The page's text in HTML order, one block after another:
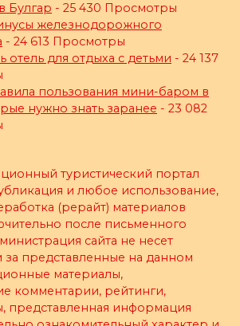
Булгар - 25 430 Просмотры
железнодорожного
- 24 613 Просмотры
отель для отдыха с детьми - 24 137
пользования мини-баром в
нужно знать заранее - 23 082
туристический портал
и любое использование,
(рерайт) материалов
после письменного
сайта не несет
за представленные на данном
материалы,
комментарии, рейтинги,
представленная информация